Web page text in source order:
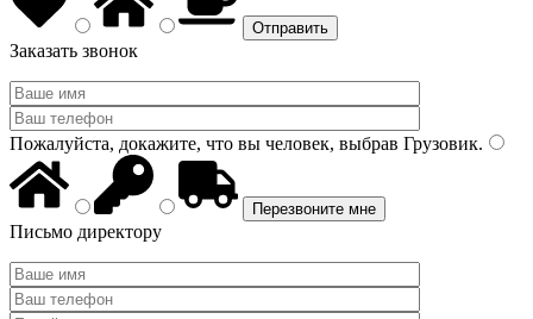
Заказать звонок
Пожалуйста, докажите, что вы человек, выбрав Грузовик.
Письмо директору